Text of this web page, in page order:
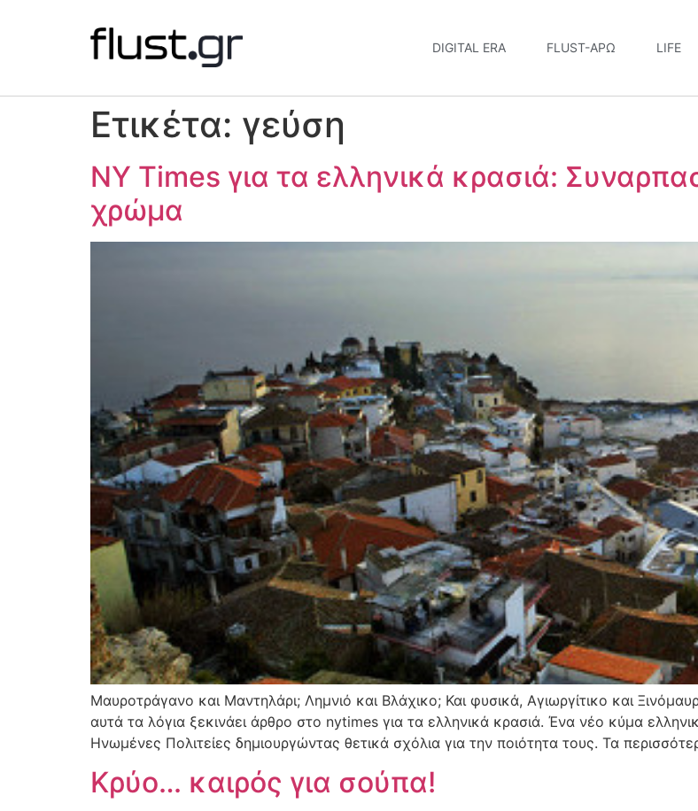
DIGITAL ERA FLUST-ΆΡΩ LIFE
Ετικέτα: γεύση
NY Times για τα ελληνικά κρασιά:
χρώμα
Μαυροτράγανο και Μαντηλάρι; Λημνιό και Βλάχικο; Και φυσικά, Αγιωργίτικο και
αυτά τα λόγια ξεκινάει άρθρο στο nytimes για τα ελληνικά κρασιά. Ένα νέο κύμα
Ηνωμένες Πολιτείες δημιουργώντας θετικά σχόλια για την ποιότητα τους. Τα
Κρύο… καιρός για σούπα!